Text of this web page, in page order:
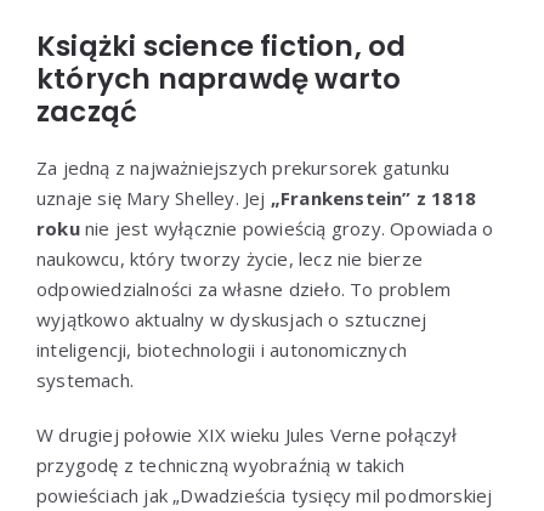
Książki science fiction, od
których naprawdę warto
zacząć
Za jedną z najważniejszych prekursorek gatunku
uznaje się Mary Shelley. Jej „Frankenstein” z 1818
rokunie jest wyłącznie powieścią grozy. Opowiada o
naukowcu, który tworzy życie, lecz nie bierze
odpowiedzialności za własne dzieło. To problem
wyjątkowo aktualny w dyskusjach o sztucznej
inteligencji, biotechnologii i autonomicznych
systemach.
W drugiej połowie XIX wieku Jules Verne połączył
przygodę z techniczną wyobraźnią w takich
powieściach jak „Dwadzieścia tysięcy mil podmorskiej